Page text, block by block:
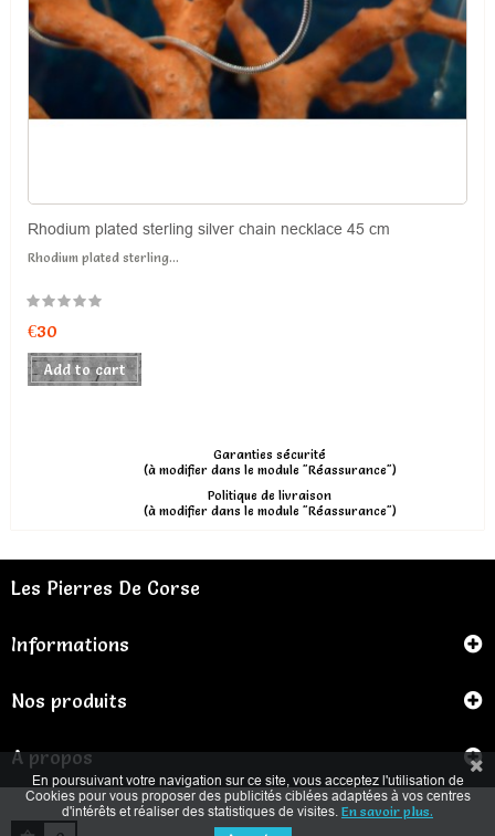
Rhodium plated sterling silver chain necklace 45 cm
Rhodium plated sterling...
€30
Add to cart
Garanties sécurité
(à modifier dans le module "Réassurance")
Politique de livraison
(à modifier dans le module "Réassurance")
Les Pierres De Corse
Informations
Nos produits
A propos
En poursuivant votre navigation sur ce site, vous acceptez l'utilisation de
Cookies pour vous proposer des publicités ciblées adaptées à vos centres
d'intérêts et réaliser des statistiques de visites. En savoir plus.